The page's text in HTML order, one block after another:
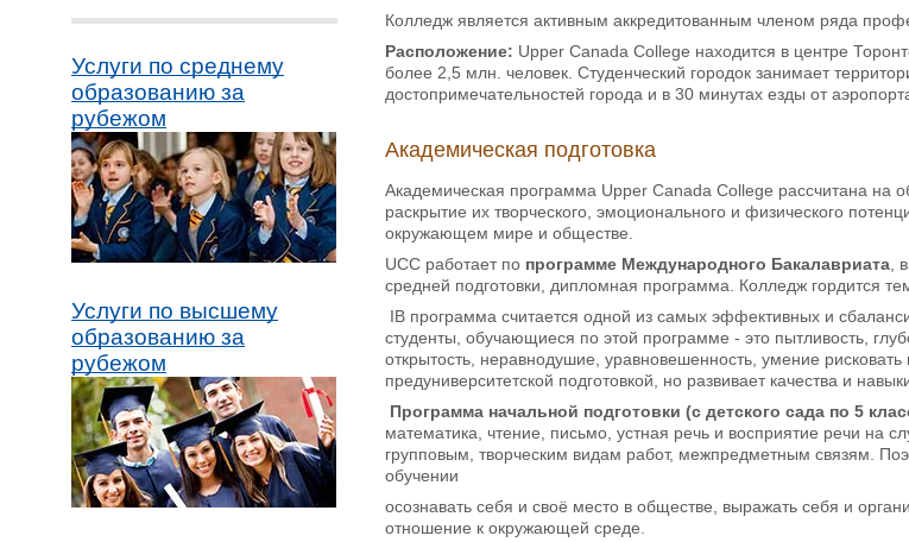
Услуги по среднему
образованию за
рубежом
Услуги по высшему
образованию за
рубежом
Колледж является активным аккредитованным членом ряда
Расположение: Upper Canada College находится в центре
более 2,5 млн. человек. Студенческий городок занимает
достопримечательностей города и в 30 минутах езды от
Академическая подготовка
Академическая программа Upper Canada College рассчитана на
раскрытие их творческого, эмоционального и физического
окружающем мире и обществе.
UCC работает по программе Международного Бакалавриата ,
средней подготовки, дипломная программа. Колледж гордится
IB программа считается одной из самых эффективных и
студенты, обучающиеся по этой программе - это пытливость,
открытость, неравнодушие, уравновешенность, умение
предуниверситетской подготовкой, но развивает качества и
Программа начальной подготовки (с детского сада по 5
математика, чтение, письмо, устная речь и восприятие речи на
групповым, творческим видам работ, межпредметным связям.
обучении
осознавать себя и своё место в обществе, выражать себя и
отношение к окружающей среде.